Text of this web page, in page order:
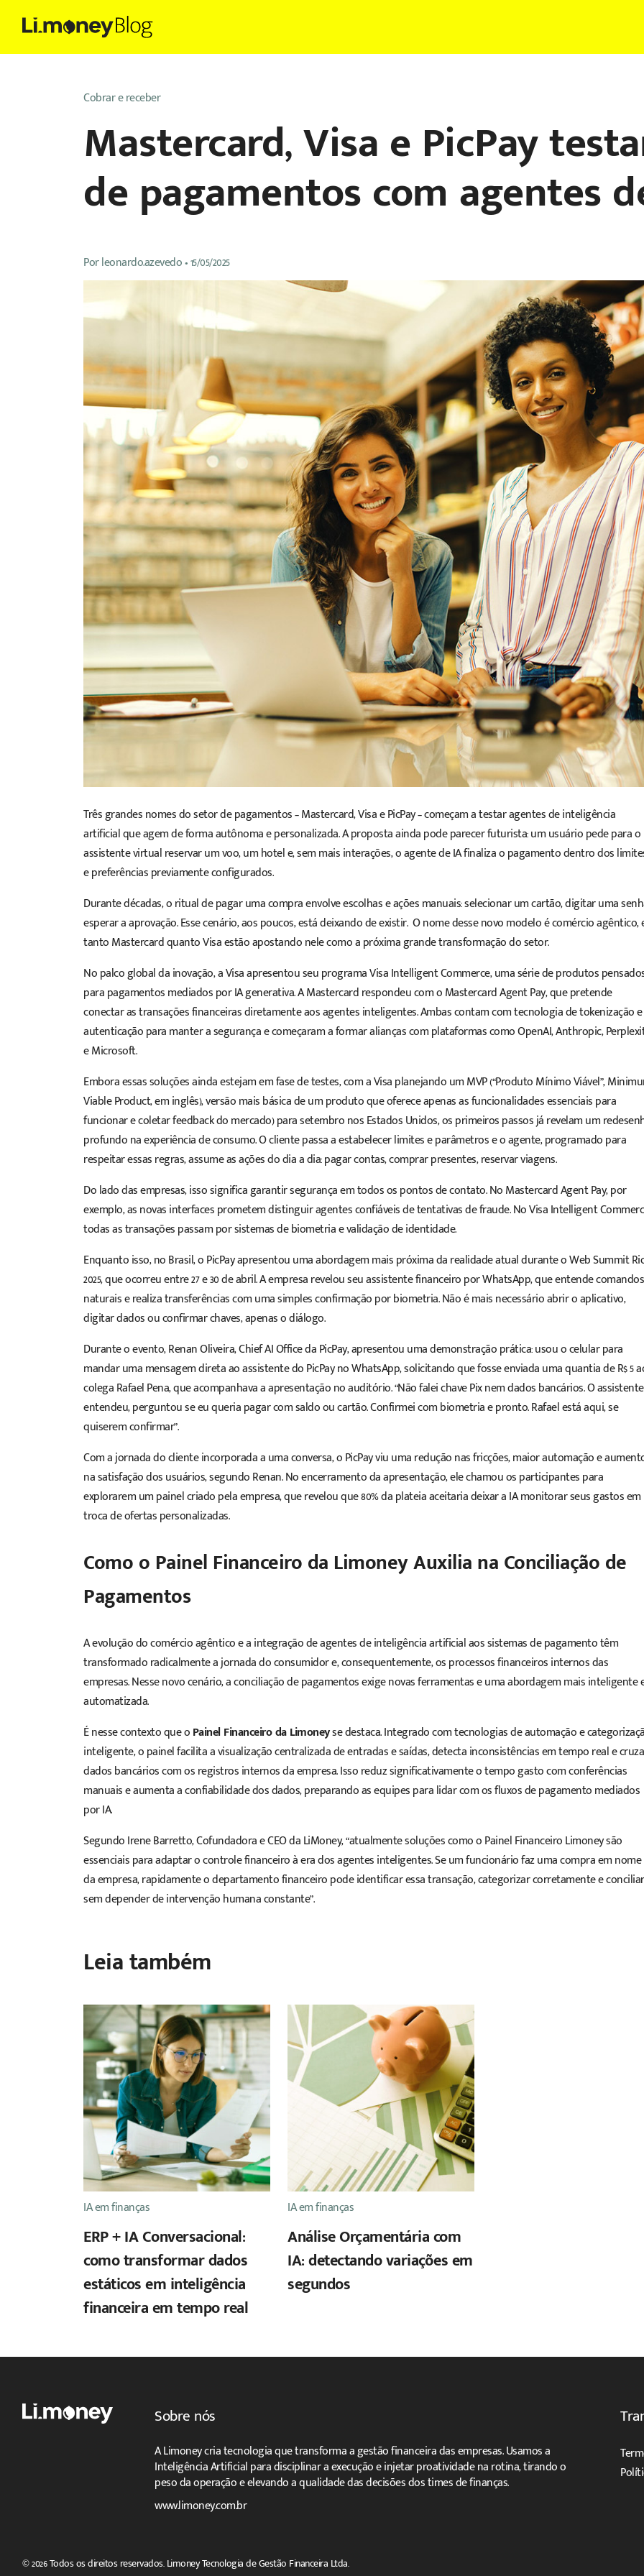
Cobrar e receber
Mastercard, Visa e PicPay
de pagamentos com agentes
Porleonardo.azevedo•15/05/2025
Três grandes nomes do setor de pagamentos –Mastercard,VisaePicPay– começam a testar agentes de inteligência
artificial que agem de forma autônoma e personalizada. A proposta ainda pode parecer futurista: um usuário pede para o
assistente virtual reservar um voo, um hotel e, sem mais interações, o agente de IA finaliza o pagamento dentro dos
e preferências previamente configurados.
Durante décadas, oritual de pagar uma compraenvolve escolhas e ações manuais: selecionar um cartão, digitar uma
esperar a aprovação. Esse cenário, aos poucos, está deixando de existir. O nome desse novo modelo é comércio agêntico,
tanto Mastercard quanto Visa estão apostando nele como a próxima grande transformação do setor.
No palco global da inovação, a Visa apresentou seu programa Visa Intelligent Commerce, uma série de produtos
para pagamentos mediados por IA generativa. A Mastercard respondeu com o Mastercard Agent Pay, que pretende
conectar as transações financeiras diretamente aos agentes inteligentes. Ambas contam com tecnologia de tokenização e
autenticação para manter a segurança e começaram a formar alianças com plataformas como OpenAI, Anthropic,
e Microsoft.
Embora essas soluções ainda estejam em fase de testes, com a Visa planejando um MVP (“Produto Mínimo Viável”,
Viable Product, em inglês), versão mais básica de um produto que oferece apenas as funcionalidades essenciais para
funcionar e coletar feedback do mercado) para setembro nos Estados Unidos, os primeiros passos já revelam um
profundo na experiência de consumo. O cliente passa a estabelecer limites e parâmetros e o agente, programado para
respeitar essas regras, assume as ações do dia a dia: pagar contas, comprar presentes, reservar viagens.
Do lado das empresas, isso significa garantir segurança em todos os pontos de contato. No Mastercard Agent Pay, por
exemplo, as novas interfaces prometem distinguir agentes confiáveis de tentativas de fraude. No Visa Intelligent
todas as transações passam por sistemas de biometria e validação de identidade.
Enquanto isso, no Brasil, o PicPay apresentou uma abordagem mais próxima da realidade atual durante o Web Summit
2025, que ocorreu entre 27 e 30 de abril. A empresa revelou seu assistente financeiro por WhatsApp, que entende comandos
naturais e realiza transferências com uma simples confirmação por biometria. Não é mais necessário abrir o aplicativo,
digitar dados ou confirmar chaves, apenas o diálogo.
Durante o evento, Renan Oliveira, Chief AI Office da PicPay, apresentou uma demonstração prática: usou o celular para
mandar uma mensagem direta ao assistente do PicPay no WhatsApp, solicitando que fosse enviada uma quantia de R$ 5
colega Rafael Pena, que acompanhava a apresentação no auditório. “Não falei chave Pix nem dados bancários. O assistente
entendeu, perguntou se eu queria pagar com saldo ou cartão. Confirmei com biometria e pronto. Rafael está aqui, se
quiserem confirmar”.
Com a jornada do cliente incorporada a uma conversa, o PicPay viu uma redução nas fricções, maior automação e
na satisfação dos usuários, segundo Renan. No encerramento da apresentação, ele chamou os participantes para
explorarem um painel criado pela empresa, que revelou que 80% da plateia aceitaria deixar a IA monitorar seus gastos em
troca de ofertas personalizadas.
Como o Painel Financeiro da Limoney Auxilia na Conciliação de
Pagamentos
A evolução do comércio agêntico e a integração de agentes de inteligência artificial aos sistemas de pagamento têm
transformado radicalmente a jornada do consumidor e, consequentemente, os processos financeiros internos das
empresas. Nesse novo cenário, a conciliação de pagamentos exige novas ferramentas e uma abordagem mais inteligente
automatizada.
É nesse contexto que oPainel Financeiro da Limoneyse destaca. Integrado com tecnologias de automação e
inteligente, o painel facilita a visualização centralizada de entradas e saídas, detecta inconsistências em tempo real e cruza
dados bancários com os registros internos da empresa. Isso reduz significativamente o tempo gasto com conferências
manuais e aumenta a confiabilidade dos dados, preparando as equipes para lidar com os fluxos de pagamento mediados
por IA.
Segundo Irene Barretto, Cofundadora e CEO da LiMoney, “atualmente soluções como o Painel Financeiro Limoney são
essenciais para adaptar o controle financeiro à era dos agentes inteligentes. Se um funcionário faz uma compra em nome
da empresa, rapidamente o departamento financeiro pode identificar essa transação, categorizar corretamente e
sem depender de intervenção humana constante”.
Leia também
IA em finanças
ERP + IA Conversacional:
como transformar dados
estáticos em inteligência
financeira em tempo real
IA em finanças
Análise Orçamentária com
IA: detectando variações em
segundos
Sobre nós
A Limoney cria tecnologia que transforma a gestão financeira das empresas. Usamos a
Inteligência Artificial para disciplinar a execução e injetar proatividade na rotina, tirando o
peso da operação e elevando a qualidade das decisões dos times de finanças.
www.limoney.com.br
© 2026 Todos os direitos reservados. Limoney Tecnologia de Gestão Financeira Ltda.